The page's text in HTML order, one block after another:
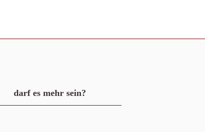
darf es mehr sein?